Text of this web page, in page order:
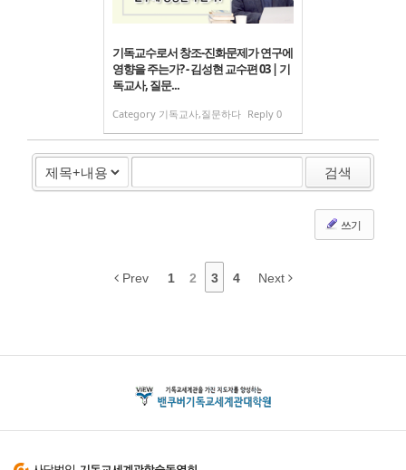
기독교수로서 창조-진화문제가 연구에
영향을 주는가? - 김성현 교수편 03 | 기
독교사, 질문...
Category 기독교사,질문하다 Reply 0
검색
쓰기
Prev 1 2 3 4 Next